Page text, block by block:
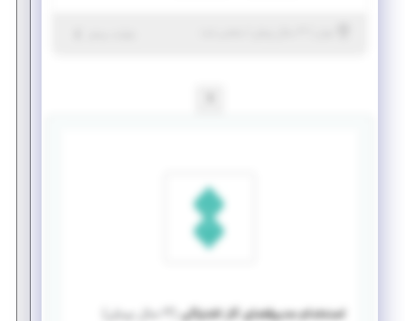
استخدام مدیرفضای کار اشتراکی ۳ سال پیش